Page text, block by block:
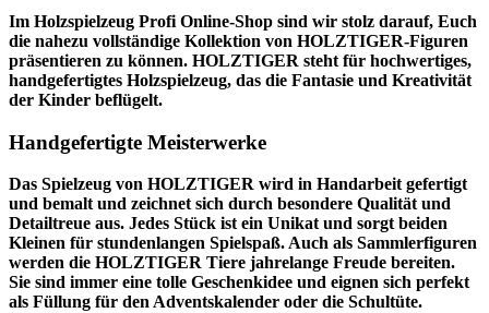
Im Holzspielzeug Profi Online-Shop sind wir stolz darauf, Euch
die nahezu vollständige Kollektion von HOLZTIGER-Figuren
präsentieren zu können. HOLZTIGER steht für hochwertiges,
handgefertigtes Holzspielzeug, das die Fantasie und Kreativität
der Kinder beflügelt.
Handgefertigte Meisterwerke
Das Spielzeug von HOLZTIGER wird in Handarbeit gefertigt
und bemalt und zeichnet sich durch besondere Qualität und
Detailtreue aus. Jedes Stück ist ein Unikat und sorgt beiden
Kleinen für stundenlangen Spielspaß. Auch als Sammlerfiguren
werden die HOLZTIGER Tiere jahrelange Freude bereiten.
Sie sind immer eine tolle Geschenkidee und eignen sich perfekt
als Füllung für den Adventskalender oder die Schultüte.